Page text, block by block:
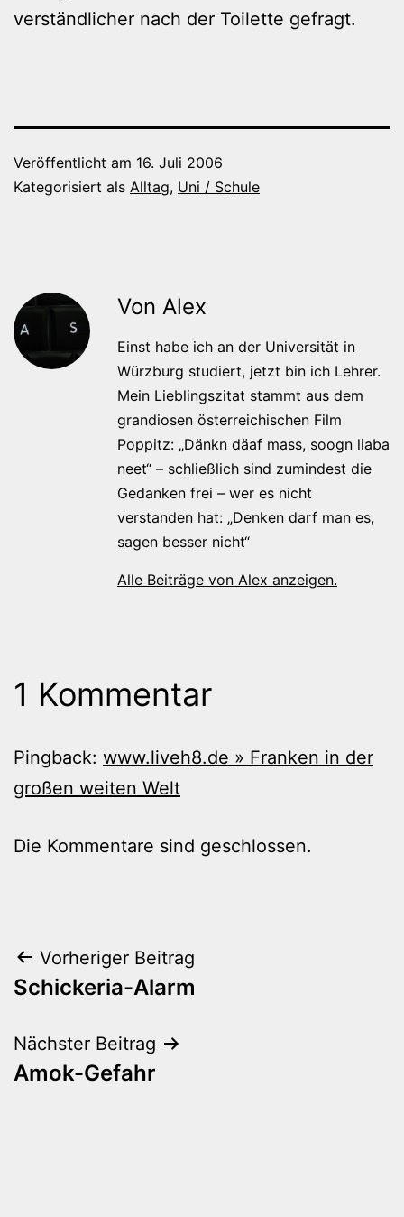
verständlicher nach der Toilette gefragt.
Veröffentlicht am 16. Juli 2006
Kategorisiert als Alltag, Uni / Schule
Von Alex
Einst habe ich an der Universität in
Würzburg studiert, jetzt bin ich Lehrer.
Mein Lieblingszitat stammt aus dem
grandiosen österreichischen Film
Poppitz: „Dänkn däaf mass, soogn liaba
neet“ – schließlich sind zumindest die
Gedanken frei – wer es nicht
verstanden hat: „Denken darf man es,
sagen besser nicht“
Alle Beiträge von Alex anzeigen.
1 Kommentar
Pingback: www.liveh8.de » Franken in der
großen weiten Welt
Die Kommentare sind geschlossen.
Beitragsnavigation
Vorheriger Beitrag
Schickeria-Alarm
Nächster Beitrag
Amok-Gefahr